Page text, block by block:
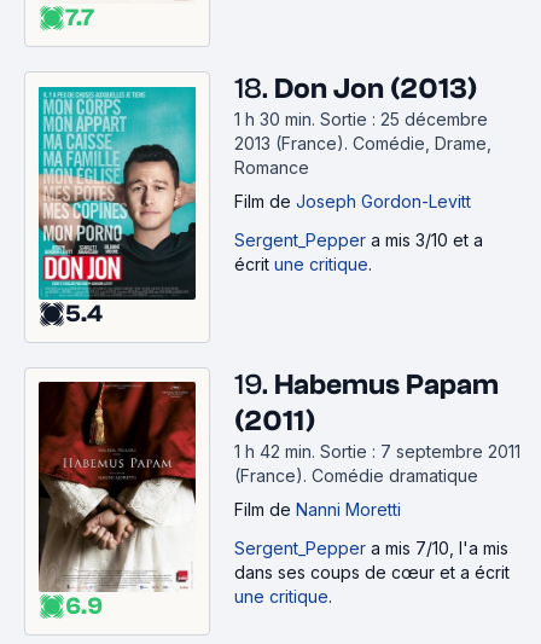
7.7
5.4
18. Don Jon (2013)
1 h 30 min. Sortie : 25 décembre
2013 (France). Comédie, Drame,
Romance
Film de Joseph Gordon-Levitt
Sergent_Pepper a mis 3/10 et a
écrit une critique.
6.9
19. Habemus Papam
(2011)
1 h 42 min. Sortie : 7 septembre 2011
(France). Comédie dramatique
Film de Nanni Moretti
Sergent_Pepper a mis 7/10, l'a mis
dans ses coups de cœur et a écrit
une critique.